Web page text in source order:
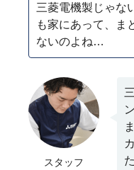
三菱電機製じゃな
も家にあって、ま
ないのよね…
スタッフ